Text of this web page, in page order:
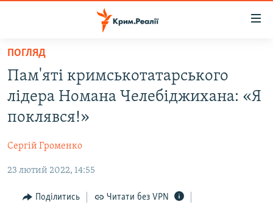
Перейти
основного
матеріалу
Перейти
до
основної
навігації
Перейти
пошуку
НОВИНИ
ВІДЕО ТА ФОТО
БЛОГИ
ПОГЛЯД
ІНТЕРВ'Ю
ПОГЛЯД
Пам'яті кримськотатарського
лідера Номана Челебіджихана: «Я
поклявся!»
Сергій Громенко
23 лютий 2022, 14:55
Поділитись Читати без VPN